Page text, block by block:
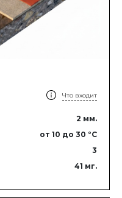
Что входит
2 мм.
от 10 до 30 °C
3
41 мг.